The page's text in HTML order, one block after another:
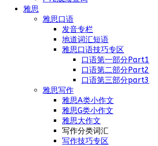
雅思
雅思口语
发音专栏
地道词汇短语
雅思口语技巧专区
口语第一部分Part1
口语第二部分Part2
口语第三部分part3
雅思写作
雅思A类小作文
雅思G类小作文
雅思大作文
写作分类词汇
写作技巧专区